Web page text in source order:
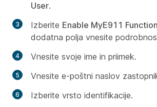
User.
Izberite Enable MyE911
dodatna polja vnesite
Vnesite svoje ime in priimek.
Vnesite e-poštni naslov
Izberite vrsto identifikacije.